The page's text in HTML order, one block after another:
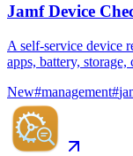
Jamf Device
A self-service device
apps, battery,
New#management#